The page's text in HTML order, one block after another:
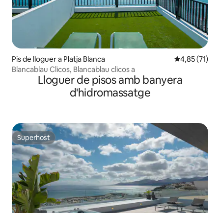
Pis de lloguer a Platja Blanca 4,85 de
4,85 (71)
Blancablau Clicos, Blancablau clicos a
Lloguer de pisos amb banyera
d'hidromassatge
Superhost
Superhost